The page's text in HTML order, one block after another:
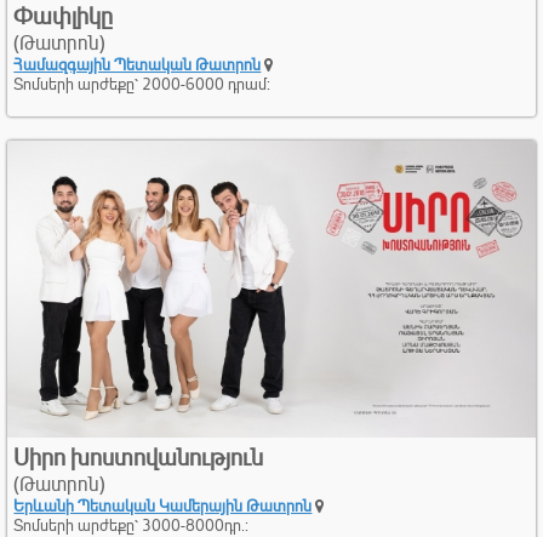
Փափլիկը
(Թատրոն)
Համազգային Պետական Թատրոն
Տոմսերի արժեքը՝ 2000-6000 դրամ:
Սիրո խոստովանություն
(Թատրոն)
Երևանի Պետական Կամերային Թատրոն
Տոմսերի արժեքը՝ 3000-8000դր.: